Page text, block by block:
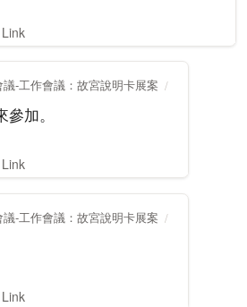
Link
-工作會議：故宮說明卡展案
加。
Link
-工作會議：故宮說明卡展案
Link